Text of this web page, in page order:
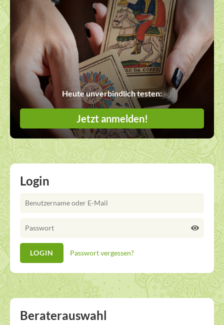
Heute unverbindlich testen:
Jetzt anmelden!
Login
Passwort vergessen?
Beraterauswahl